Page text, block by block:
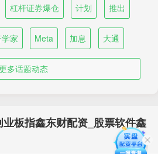
杠杆证券爆仓 计划 推出
家 Meta 加息 大通
多话题动态
板指鑫东财配资_股票软件鑫